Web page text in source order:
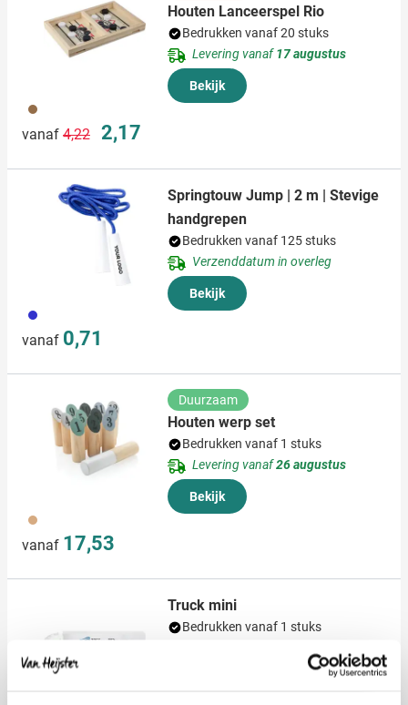
011
vanaf Normale prijs
4,22 Speciale prijs
2,17
Houten Lanceerspel Rio
Bedrukken vanaf 20 stuks
Levering vanaf17 augustus
Bekijk
023
vanaf 0,71
Springtouw Jump | 2 m | Stevige
handgrepen
Bedrukken vanaf 125 stuks
Verzenddatum in overleg
Bekijk
011
vanaf 17,53
Duurzaam
Houten werp set
Bedrukken vanaf 1 stuks
Levering vanaf26 augustus
Bekijk
Truck mini
Bedrukken vanaf 1 stuks